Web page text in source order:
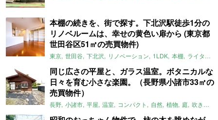
本棚の続きを、街で探す。下北沢駅徒歩1分の
リノベルームは、幸せの黄色い扉から (東京都
世田谷区51㎡の売買物件)
東京 世田谷 下北沢 リノベーション 1LDK 本棚 ライター：ほしりょうこ
同じ広さの平屋と、ガラス温室。ボタニカルな
日々を育む小さな楽園。（長野県小諸市33㎡の
売買物件）
長野 小諸市 平屋 温室 コンパクト 自然 植物 庭 吹き抜け